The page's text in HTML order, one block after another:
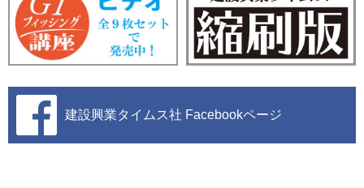
建設興業タイムス社 Facebookページ